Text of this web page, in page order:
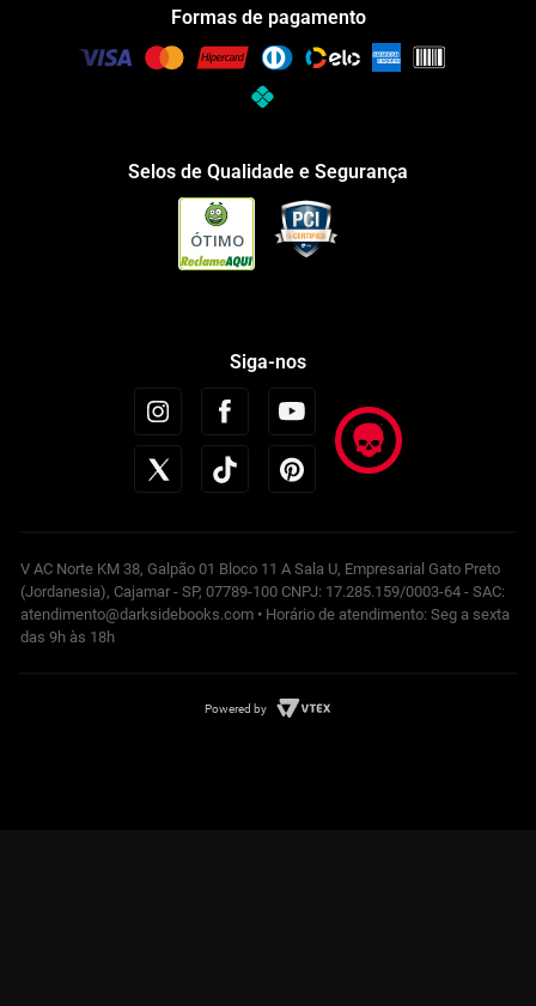
Formas de pagamento
Selos de Qualidade e Segurança
ÓTIMO
Siga-nos
V AC Norte KM 38, Galpão 01 Bloco 11 A Sala U, Empresarial Gato Preto
(Jordanesia), Cajamar - SP, 07789-100 CNPJ: 17.285.159/0003-64 - SAC:
atendimento@darksidebooks.com • Horário de atendimento: Seg a sexta
das 9h às 18h
Powered by